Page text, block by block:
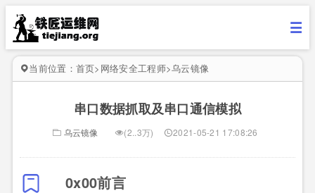
当前位置： 首页> 网络安全工程师>乌云镜像
串口数据抓取及串口通信模拟
乌云镜像 (2..3万) 2021-05-21 17:08:26
0x00前言